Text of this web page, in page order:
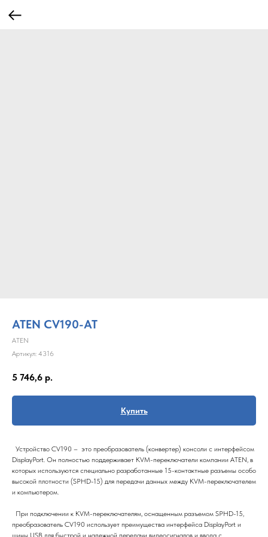
ATEN CV190-AT
ATEN
Артикул: 4316
5 746,6 р.
Купить
Устройство CV190 – это преобразователь (конвертер) консоли с интерфейсом
DisplayPort. Он полностью поддерживает KVM-переключатели компании ATEN, в
которых используются специально разработанные 15-контактные разъемы особо
высокой плотности (SPHD-15) для передачи данных между KVM-переключателем
и компьютером.
При подключении к KVM-переключателям, оснащенным разъемом SPHD-15,
преобразователь CV190 использует преимущества интерфейса DisplayPort и
шины USB для быстрой и надежной передачи видеосигналов и ввода с